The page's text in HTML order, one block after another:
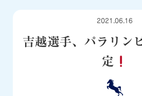
2021.06.16
吉越選手、パラリン
定